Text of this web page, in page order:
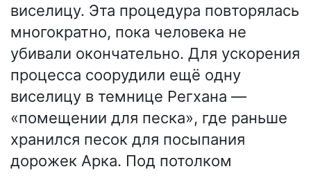
виселицу. Эта процедура повторялась
многократно, пока человека не
убивали окончательно. Для ускорения
процесса соорудили ещё одну
виселицу в темнице Регхана —
«помещении для песка», где раньше
хранился песок для посыпания
дорожек Арка. Под потолком